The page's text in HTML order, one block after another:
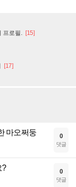
프로필. [15]
[17]
마오쩌둥 0
댓글
? 0
댓글